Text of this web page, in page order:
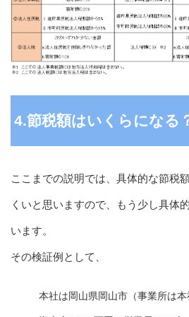
4.節税額はいくらになる
ここまでの説明では、具体的な節税
くいと思いますので、もう少し具体
います。
その検証例として、
本社は岡山県岡山市（事業所は本